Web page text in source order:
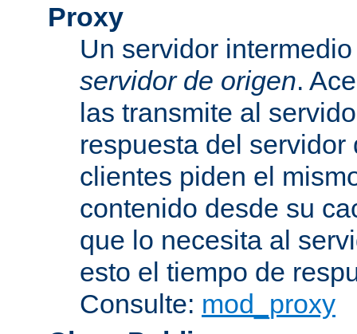
Proxy
Un servidor
servidor de origen.
las transmite al
respuesta del
clientes piden el
contenido desde su
que lo necesita al
esto el tiempo de
Consulte: mod_proxy